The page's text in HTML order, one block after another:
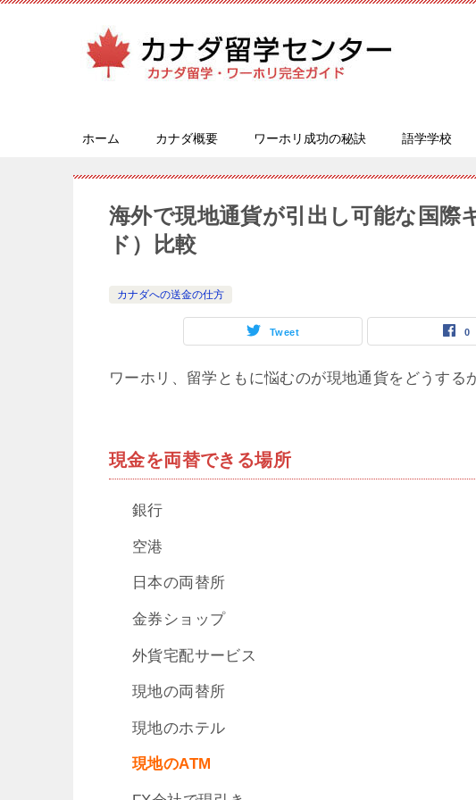
ホーム カナダ概要 ワーホリ成功の秘訣 語学学校
海外で現地通貨が引出し可能な国
ド）比較
カナダへの送金の仕方
Tweet 0
ワーホリ、留学ともに悩むのが現地通貨をどうする
現金を両替できる場所
銀行
空港
日本の両替所
金券ショップ
外貨宅配サービス
現地の両替所
現地のホテル
現地のATM